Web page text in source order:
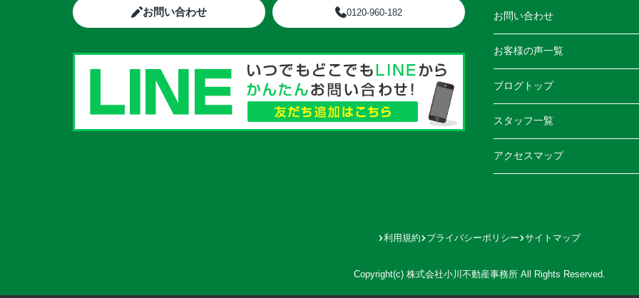
お問い合わせ 0120-960-182 お問い合わせ
お客様の声一覧
ブログトップ
スタッフ一覧
アクセスマップ
利用規約 プライバシーポリシー サイトマップ
Copyright(c) 株式会社小川不動産事務所 All Rights Reserved.